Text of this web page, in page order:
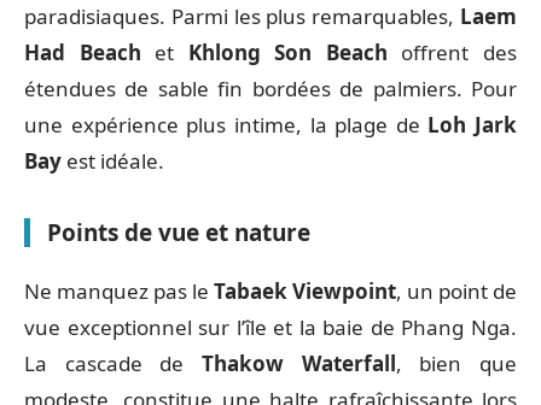
paradisiaques. Parmi les plus remarquables, Laem
Had Beach et Khlong Son Beach offrent des
étendues de sable fin bordées de palmiers. Pour
une expérience plus intime, la plage de Loh Jark
Bay est idéale.
Points de vue et nature
Ne manquez pas le Tabaek Viewpoint, un point de
vue exceptionnel sur l’île et la baie de Phang Nga.
La cascade de Thakow Waterfall, bien que